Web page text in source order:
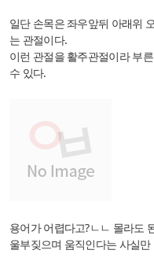
일단 손목은 좌우앞뒤 아래위
는 관절이다.
이런 관절을 활주관절이라 부
수 있다.
용어가 어렵다고?ㄴㄴ 몰라도
울부짖으며 움직인다는 사실